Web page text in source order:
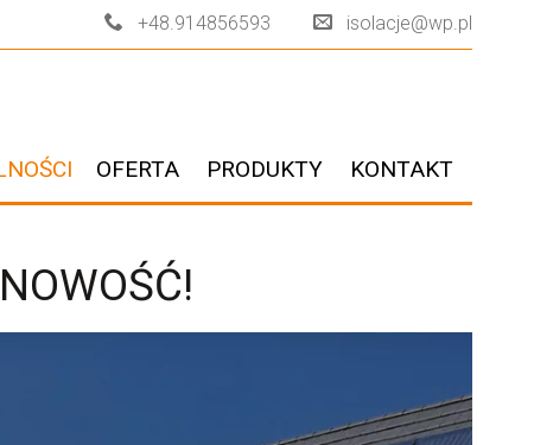
+48.914856593 isolacje@wp.pl
OFERTA PRODUKTY KONTAKT